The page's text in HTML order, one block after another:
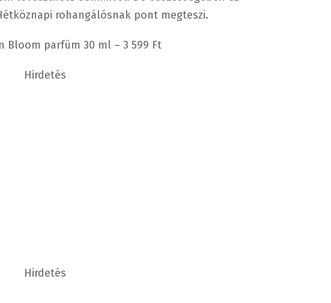
rohangálósnak pont megteszi.
Bloom parfüm 30 ml – 3 599 Ft
Hirdetés
Hirdetés